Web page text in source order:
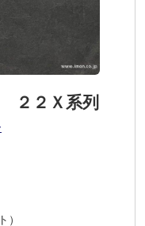
２２Ｘ系列